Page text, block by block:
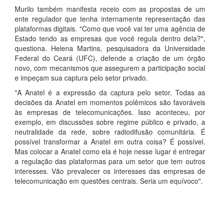
Murilo também manifesta receio com as propostas de um
ente regulador que tenha internamente representação das
plataformas digitais. "Como que você vai ter uma agência de
Estado tendo as empresas que você regula dentro dela?",
questiona. Helena Martins, pesquisadora da Universidade
Federal do Ceará (UFC), defende a criação de um órgão
novo, com mecanismos que assegurem a participação social
e impeçam sua captura pelo setor privado.
"A Anatel é a expressão da captura pelo setor. Todas as
decisões da Anatel em momentos polêmicos são favoráveis
às empresas de telecomunicações. Isso aconteceu, por
exemplo, em discussões sobre regime público e privado, a
neutralidade da rede, sobre radiodifusão comunitária. É
possível transformar a Anatel em outra coisa? É possível.
Mas colocar a Anatel como ela é hoje nesse lugar é entregar
a regulação das plataformas para um setor que tem outros
interesses. Vão prevalecer os interesses das empresas de
telecomunicação em questões centrais. Seria um equívoco".